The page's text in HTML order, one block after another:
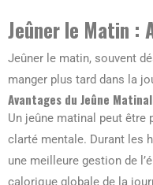
Jeûner le Matin :
Jeûner le matin, souvent
manger plus tard dans la
Avantages du Jeûne Matinal
Un jeûne matinal peut être
clarté mentale. Durant les
une meilleure gestion de
calorique globale de la